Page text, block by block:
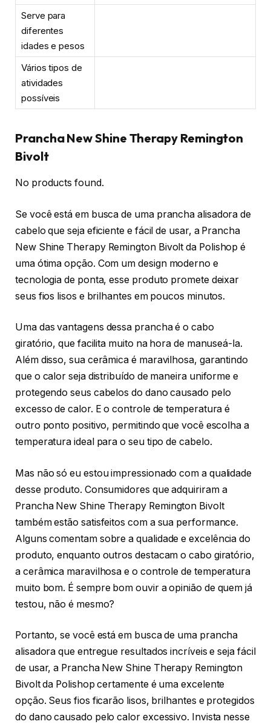
Serve para
diferentes
idades e pesos
Vários tipos de
atividades
possíveis
Prancha New Shine Therapy Remington
Bivolt
No products found.
Se você está em busca de uma prancha alisadora de
cabelo que seja eficiente e fácil de usar, a Prancha
New Shine Therapy Remington Bivolt da Polishop é
uma ótima opção. Com um design moderno e
tecnologia de ponta, esse produto promete deixar
seus fios lisos e brilhantes em poucos minutos.
Uma das vantagens dessa prancha é o cabo
giratório, que facilita muito na hora de manuseá-la.
Além disso, sua cerâmica é maravilhosa, garantindo
que o calor seja distribuído de maneira uniforme e
protegendo seus cabelos do dano causado pelo
excesso de calor. E o controle de temperatura é
outro ponto positivo, permitindo que você escolha a
temperatura ideal para o seu tipo de cabelo.
Mas não só eu estou impressionado com a qualidade
desse produto. Consumidores que adquiriram a
Prancha New Shine Therapy Remington Bivolt
também estão satisfeitos com a sua performance.
Alguns comentam sobre a qualidade e excelência do
produto, enquanto outros destacam o cabo giratório,
a cerâmica maravilhosa e o controle de temperatura
muito bom. É sempre bom ouvir a opinião de quem já
testou, não é mesmo?
Portanto, se você está em busca de uma prancha
alisadora que entregue resultados incríveis e seja fácil
de usar, a Prancha New Shine Therapy Remington
Bivolt da Polishop certamente é uma excelente
opção. Seus fios ficarão lisos, brilhantes e protegidos
do dano causado pelo calor excessivo. Invista nesse